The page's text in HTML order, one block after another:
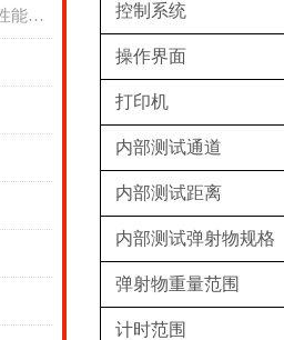
全自动纺织品发射率红外性能分析 控制系统
操作界面
打印机
内部测试通道
内部测试距离
内部测试弹射物规格
弹射物重量范围
计时范围